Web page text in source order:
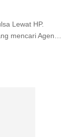
Lewat HP.
mencari Agen…